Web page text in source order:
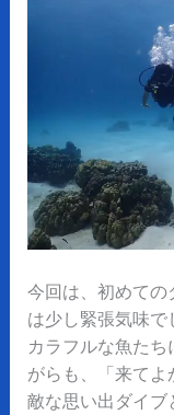
今回は、初めての
は少し緊張気味で
カラフルな魚た
がらも、「来て
敵な思い出ダイブ